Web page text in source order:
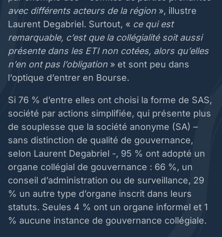
avec différents acteurs de la région », illustre
Laurent Degabriel. Surtout, « ce qui est
remarquable, c’est que la collégialité soit aussi
présente dans les ETI non cotées, alors qu’elles
n’en ont pas l’obligation » et sont peu dans
l’optique d’entrer en Bourse.
Si 76 % d’entre elles ont choisi la forme de SAS,
société par actions simplifiée, qui présente plus
de souplesse que la société anonyme (SA) –
sans distinction de qualité de gouvernance,
selon Laurent Degabriel -, 95 % ont adopté un
organe collégial de gouvernance : 66 %, un
conseil d’administration ou de surveillance, 29
% un autre type d’organe inscrit dans leurs
statuts. Seules 4 % ont un organe informel et 1
% aucune instance de gouvernance collégiale.